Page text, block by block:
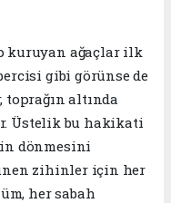
kuruyan ağaçlar ilk
gibi görünse de
altında
Üstelik bu hakikati
dönmesini
zihinler için her
her sabah